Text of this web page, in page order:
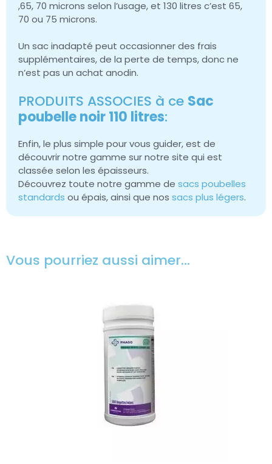
,65, 70 microns selon l’usage, et 130 litres c’est 65,
70 ou 75 microns.
Un sac inadapté peut occasionner des frais
supplémentaires, de la perte de temps, donc ne
n’est pas un achat anodin.
PRODUITS ASSOCIES à ce Sac
poubelle noir 110 litres:
Enfin, le plus simple pour vous guider, est de
découvrir notre gamme sur notre site qui est
classée selon les épaisseurs.
Découvrez toute notre gamme de sacs poubelles
standards ou épais, ainsi que nos sacs plus légers.
Vous pourriez aussi aimer…